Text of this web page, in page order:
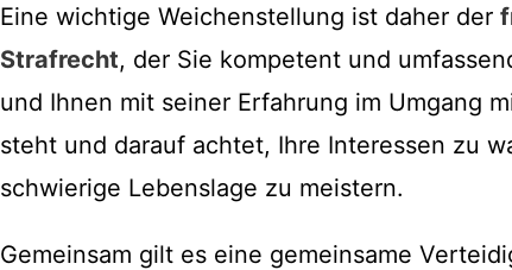
Eine wichtige Weichenstellung ist daher der
Strafrecht, der Sie kompetent und
und Ihnen mit seiner Erfahrung im Umgang
steht und darauf achtet, Ihre Interessen zu
schwierige Lebenslage zu meistern.
Gemeinsam gilt es eine gemeinsame